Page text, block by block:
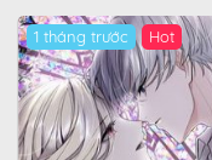
1 tháng trước Hot